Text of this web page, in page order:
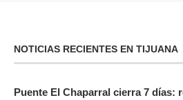
NOTICIAS RECIENTES EN TIJUANA
Puente El Chaparral cierra 7 días: